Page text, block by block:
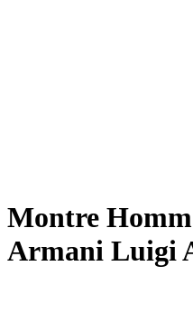
Montre
Armani Luigi